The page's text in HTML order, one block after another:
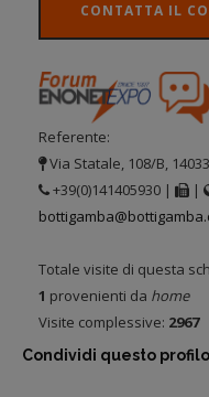
CONTATTA IL
Referente:
Via Statale, 108/B,
+39(0)141405930 |
|
Totale visite di questa
1 provenienti da home
Visite complessive: 2967
Condividi questo